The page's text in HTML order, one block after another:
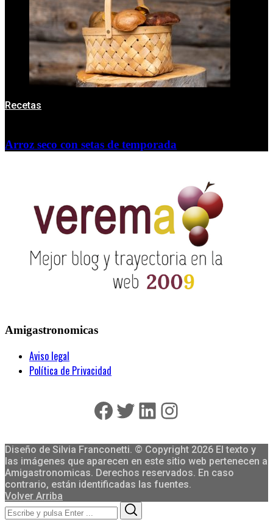
Recetas
Arroz seco con setas de temporada
Amigastronomicas
Aviso legal
Política de Privacidad
Facebook
Twitter
LinkedIn
Instagram
Diseño de Silvia Franconetti. © Copyright 2026 El texto y
las imágenes que aparecen en este sitio web pertenecen a
Amigastronomicas. Derechos reservados. En caso
contrario, están identificadas las fuentes.
Volver Arriba
Search
for: